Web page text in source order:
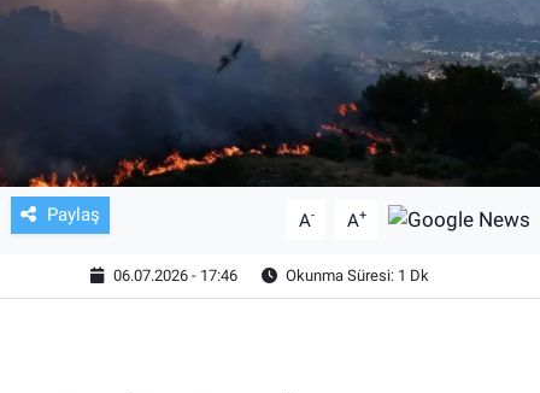
Paylaş A- A+
06.07.2026 - 17:46 Okunma Süresi: 1 Dk
KÜLTÜR SANAT
ASAYİŞ
EKONOMİ